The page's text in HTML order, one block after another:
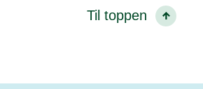
Til toppen